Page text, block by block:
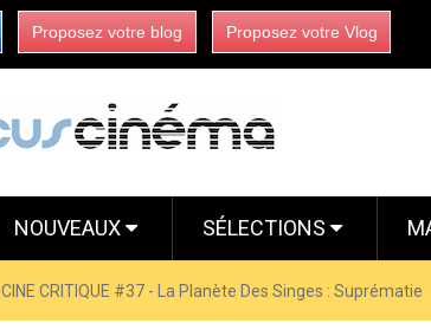
Proposez votre blog Proposez votre Vlog
NOUVEAUX SÉLECTIONS
CINE CRITIQUE #37 - La Planète Des Singes : Suprématie